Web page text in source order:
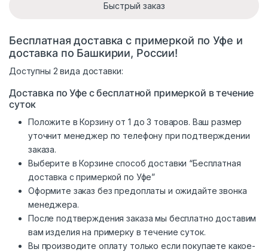
Быстрый заказ
Бесплатная доставка с примеркой по Уфе и
доставка по Башкирии, России!
Доступны 2 вида доставки:
Доставка по Уфе с бесплатной примеркой в течение
суток
Положите в Корзину от 1 до 3 товаров. Ваш размер
уточнит менеджер по телефону при подтверждении
заказа.
Выберите в Корзине способ доставки “Бесплатная
доставка с примеркой по Уфе”
Оформите заказ без предоплаты и ожидайте звонка
менеджера.
После подтверждения заказа мы бесплатно доставим
вам изделия на примерку в течение суток.
Вы производите оплату только если покупаете какое-